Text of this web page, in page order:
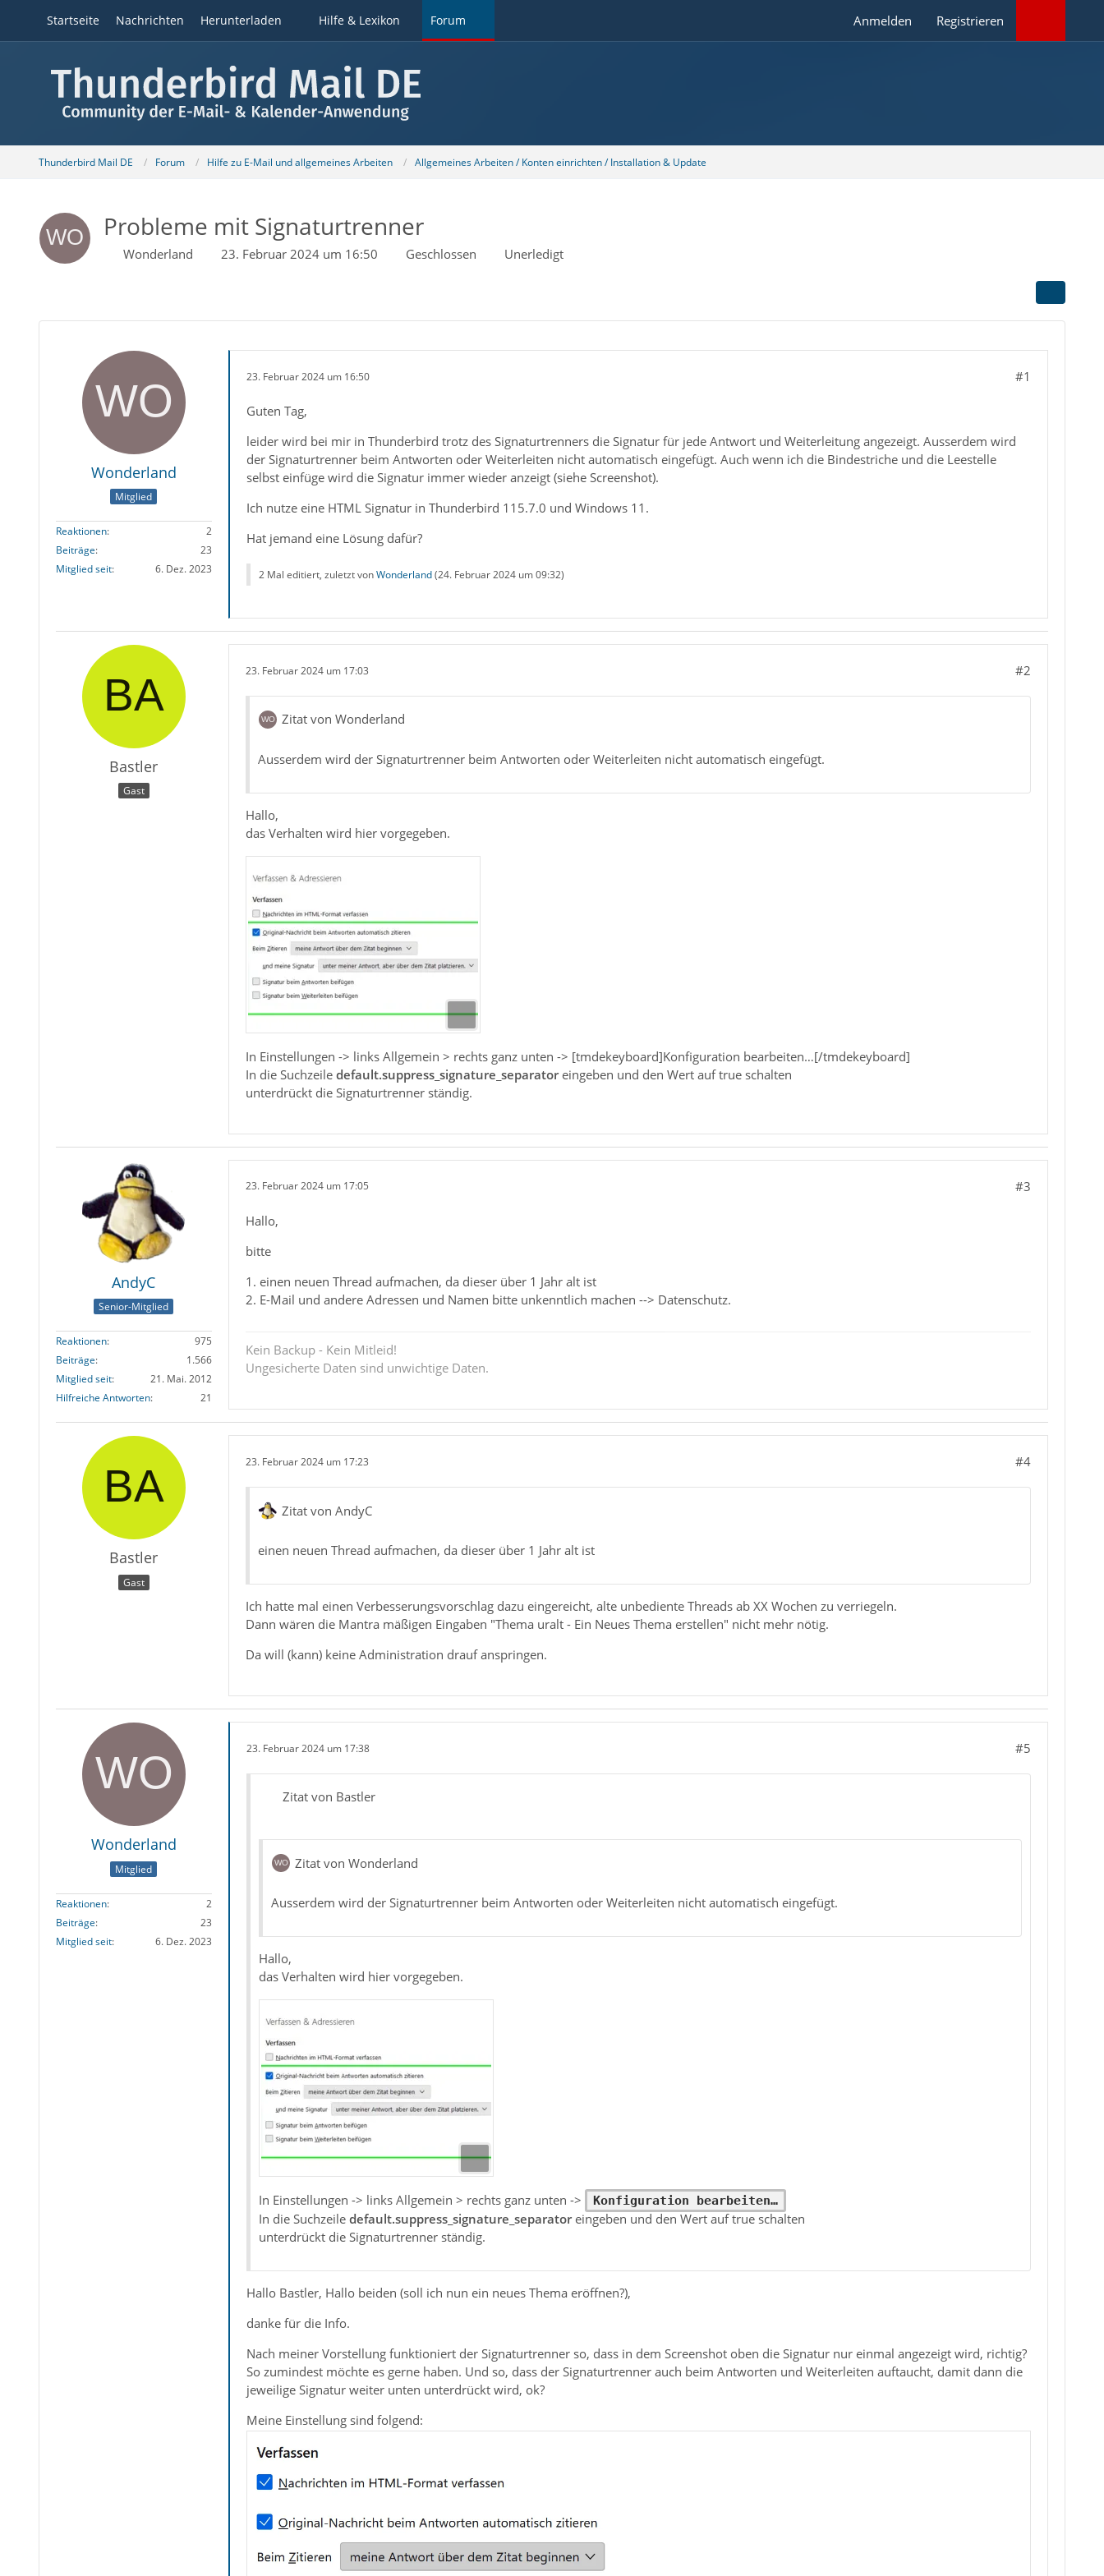
Startseite Nachrichten Herunterladen Hilfe & Lexikon Forum Anmelden Registrieren
Thunderbird Mail DE Forum Hilfe zu E-Mail und allgemeines Arbeiten Allgemeines Arbeiten / Konten einrichten / Installation & Update
Probleme mit Signaturtrenner
Wonderland 23. Februar 2024 um 16:50 Geschlossen Unerledigt
Wonderland
Mitglied
Reaktionen
2
Beiträge
23
Mitglied seit
6. Dez. 2023
23. Februar 2024 um 16:50 #1
Guten Tag,
leider wird bei mir in Thunderbird trotz des Signaturtrenners die Signatur für jede Antwort und Weiterleitung angezeigt. Ausserdem wird
der Signaturtrenner beim Antworten oder Weiterleiten nicht automatisch eingefügt. Auch wenn ich die Bindestriche und die Leestelle
selbst einfüge wird die Signatur immer wieder anzeigt (siehe Screenshot).
Ich nutze eine HTML Signatur in Thunderbird 115.7.0 und Windows 11.
Hat jemand eine Lösung dafür?
2 Mal editiert, zuletzt vonWonderland(24. Februar 2024 um 09:32)
Bastler
Gast
23. Februar 2024 um 17:03 #2
Zitat von Wonderland
Ausserdem wird der Signaturtrenner beim Antworten oder Weiterleiten nicht automatisch eingefügt.
Hallo,
das Verhalten wird hier vorgegeben.
In Einstellungen -> links Allgemein > rechts ganz unten -> [tmdekeyboard]Konfiguration bearbeiten…[/tmdekeyboard]
In die Suchzeile default.suppress_signature_separatoreingeben und den Wert auf true schalten
unterdrückt die Signaturtrenner ständig.
AndyC
Senior-Mitglied
Reaktionen
975
Beiträge
1.566
Mitglied seit
21. Mai. 2012
Hilfreiche Antworten
21
23. Februar 2024 um 17:05 #3
Hallo,
bitte
1. einen neuen Thread aufmachen, da dieser über 1 Jahr alt ist
2. E-Mail und andere Adressen und Namen bitte unkenntlich machen --> Datenschutz.
Kein Backup - Kein Mitleid!
Ungesicherte Daten sind unwichtige Daten.
Bastler
Gast
23. Februar 2024 um 17:23 #4
Zitat von AndyC
einen neuen Thread aufmachen, da dieser über 1 Jahr alt ist
Ich hatte mal einen Verbesserungsvorschlag dazu eingereicht, alte unbediente Threads ab XX Wochen zu verriegeln.
Dann wären die Mantra mäßigen Eingaben "Thema uralt - Ein Neues Thema erstellen" nicht mehr nötig.
Da will (kann) keine Administration drauf anspringen.
Wonderland
Mitglied
Reaktionen
2
Beiträge
23
Mitglied seit
6. Dez. 2023
23. Februar 2024 um 17:38 #5
Zitat von Bastler
Zitat von Wonderland
Ausserdem wird der Signaturtrenner beim Antworten oder Weiterleiten nicht automatisch eingefügt.
Hallo,
das Verhalten wird hier vorgegeben.
In Einstellungen -> links Allgemein > rechts ganz unten -> Konfiguration bearbeiten…
In die Suchzeile default.suppress_signature_separatoreingeben und den Wert auf true schalten
unterdrückt die Signaturtrenner ständig.
Hallo Bastler, Hallo beiden (soll ich nun ein neues Thema eröffnen?),
danke für die Info.
Nach meiner Vorstellung funktioniert der Signaturtrenner so, dass in dem Screenshot oben die Signatur nur einmal angezeigt wird, richtig?
So zumindest möchte es gerne haben. Und so, dass der Signaturtrenner auch beim Antworten und Weiterleiten auftaucht, damit dann die
jeweilige Signatur weiter unten unterdrückt wird, ok?
Meine Einstellung sind folgend: